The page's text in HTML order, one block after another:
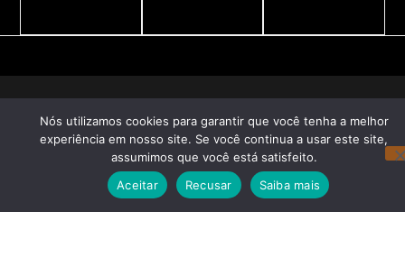
Nós utilizamos cookies para garantir que você tenha a melhor
experiência em nosso site. Se você continua a usar este site,
assumimos que você está satisfeito.
Aceitar
Recusar Saiba mais